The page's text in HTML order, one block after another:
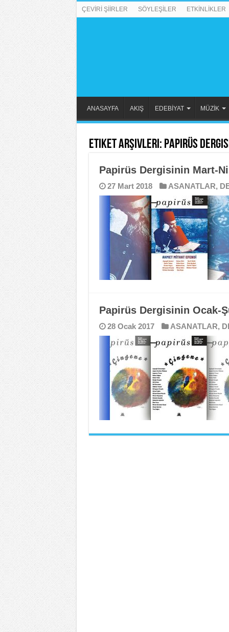
ÇEVİRİ ŞİİRLER SÖYLEŞİLER ETKİNLİKLER
ANASAYFA AKIŞ EDEBİYAT MÜZİK
Etiket Arşivleri: Papirüs
Papirüs Dergisinin Mart-
27 Mart 2018 ASANATLAR,
Papirüs Dergisinin Ocak-
28 Ocak 2017 ASANATLAR,